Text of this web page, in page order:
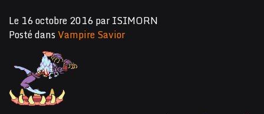
Le 16 octobre 2016parISIMORN
Posté dansVampire Savior